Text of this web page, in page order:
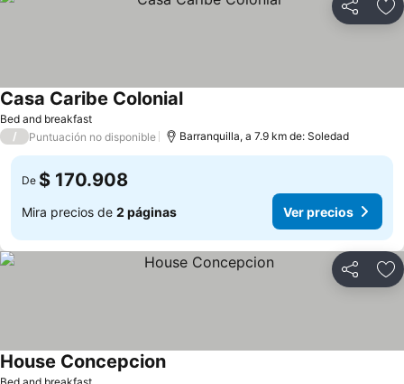
Compartir
Bed and breakfast
Casa Caribe ColonialVer precios
/ Puntuación no disponible Barranquilla, a 7.9 km de: Soledad
De $ 170.908
Mira precios de 2 páginas Ver precios
Compartir
Bed and breakfast
House ConcepcionVer precios